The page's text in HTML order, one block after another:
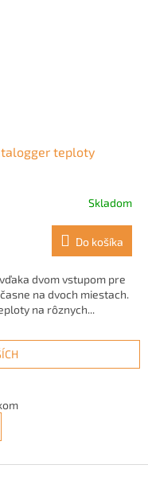
teploty
Skladom
Do košíka
dvom vstupom pre
na dvoch miestach.
na rôznych...